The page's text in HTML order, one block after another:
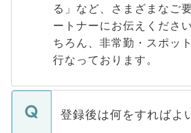
る」など、さまざまなご
ートナーにお伝えくださ
ちろん、非常勤・スポッ
行なっております。
登録後は何をすればよ